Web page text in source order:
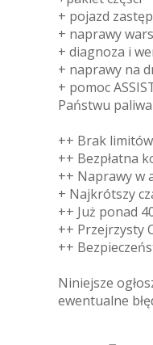
+ pojazd
+ naprawy
+ diagnoza i
+ naprawy na
+ pomoc
Państwu
++ Brak
++ Bezpłatna
++ Naprawy w
+ Najkrótszy
++ Już ponad
++ Przejrzysty
++
Niniejsze
ewentualne